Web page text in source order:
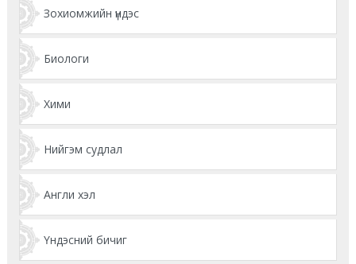
Зохиомжийн үндэс
Биологи
Хими
Нийгэм судлал
Англи хэл
Үндэсний бичиг